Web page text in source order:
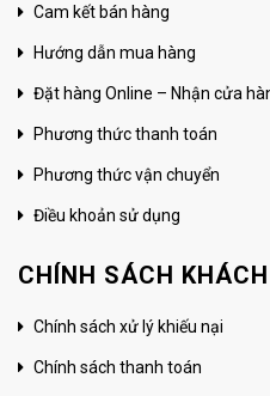
Cam kết bán hàng
Hướng dẫn mua hàng
Đặt hàng Online – Nhận cửa
Phương thức thanh toán
Phương thức vận chuyển
Điều khoản sử dụng
CHÍNH SÁCH
Chính sách xử lý khiếu nại
Chính sách thanh toán